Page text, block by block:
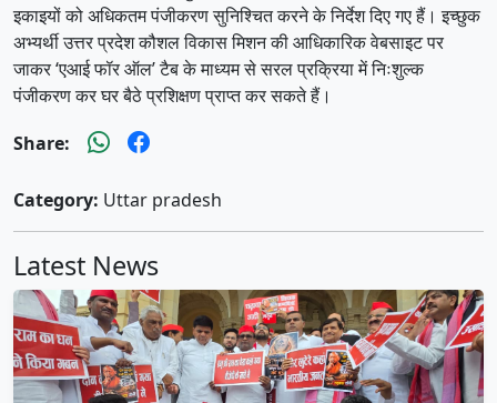
इकाइयों को अधिकतम पंजीकरण सुनिश्चित करने के निर्देश दिए गए हैं। इच्छुक
अभ्यर्थी उत्तर प्रदेश कौशल विकास मिशन की आधिकारिक वेबसाइट पर
जाकर ‘एआई फॉर ऑल’ टैब के माध्यम से सरल प्रक्रिया में निःशुल्क
पंजीकरण कर घर बैठे प्रशिक्षण प्राप्त कर सकते हैं।
Share:
Category: Uttar pradesh
Latest News